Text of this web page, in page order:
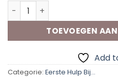
Kraftdoosje|| Eerste Hulp
TOEVOEGEN
Add
Categorie: Eerste Hulp Bij...